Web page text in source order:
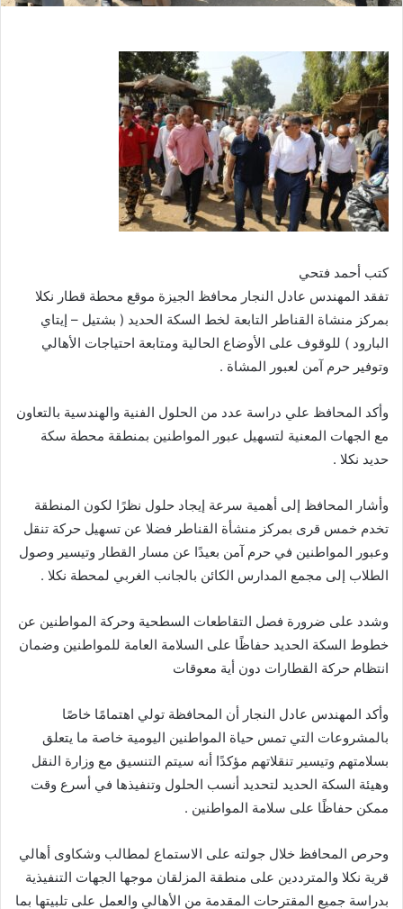
كتب أحمد فتحي
تفقد المهندس عادل النجار محافظ الجيزة موقع محطة قطار نكلا
بمركز منشاة القناطر التابعة لخط السكة الحديد ( بشتيل – إيتاي
البارود ) للوقوف على الأوضاع الحالية ومتابعة احتياجات الأهالي
وتوفير حرم آمن لعبور المشاة .
وأكد المحافظ علي دراسة عدد من الحلول الفنية والهندسية بالتعاون
مع الجهات المعنية لتسهيل عبور المواطنين بمنطقة محطة سكة
حديد نكلا .
وأشار المحافظ إلى أهمية سرعة إيجاد حلول نظرًا لكون المنطقة
تخدم خمس قرى بمركز منشأة القناطر فضلا عن تسهيل حركة تنقل
وعبور المواطنين في حرم آمن بعيدًا عن مسار القطار وتيسير وصول
الطلاب إلى مجمع المدارس الكائن بالجانب الغربي لمحطة نكلا .
وشدد على ضرورة فصل التقاطعات السطحية وحركة المواطنين عن
خطوط السكة الحديد حفاظًا على السلامة العامة للمواطنين وضمان
انتظام حركة القطارات دون أية معوقات
وأكد المهندس عادل النجار أن المحافظة تولي اهتمامًا خاصًا
بالمشروعات التي تمس حياة المواطنين اليومية خاصة ما يتعلق
بسلامتهم وتيسير تنقلاتهم مؤكدًا أنه سيتم التنسيق مع وزارة النقل
وهيئة السكة الحديد لتحديد أنسب الحلول وتنفيذها في أسرع وقت
ممكن حفاظًا على سلامة المواطنين .
وحرص المحافظ خلال جولته على الاستماع لمطالب وشكاوى أهالي
قرية نكلا والمترددين على منطقة المزلقان موجها الجهات التنفيذية
بدراسة جميع المقترحات المقدمة من الأهالي والعمل على تلبيتها بما